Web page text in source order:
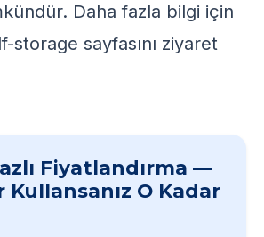
Daha fazla bilgi için
storage sayfasını ziyaret
Fiyatlandırma —
Kullansanız O Kadar